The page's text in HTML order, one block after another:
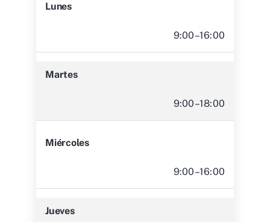
Lunes
9:00–16:00
Martes
9:00–18:00
Miércoles
9:00–16:00
Jueves